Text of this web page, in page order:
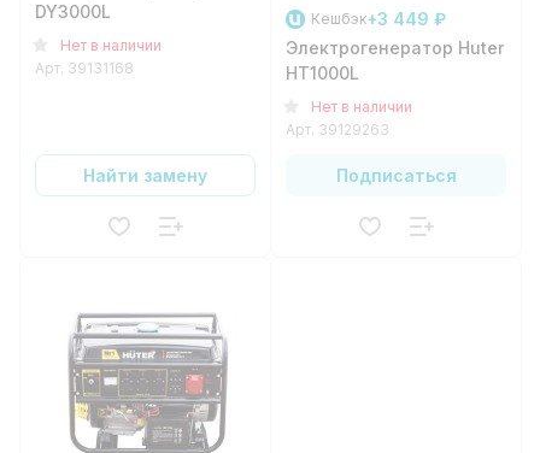
DY3000L
Нет в наличии
Арт. 39131168
Найти замену
Кешбэк+3 449 ₽
Электрогенератор Huter
HT1000L
Нет в наличии
Арт. 39129263
Подписаться